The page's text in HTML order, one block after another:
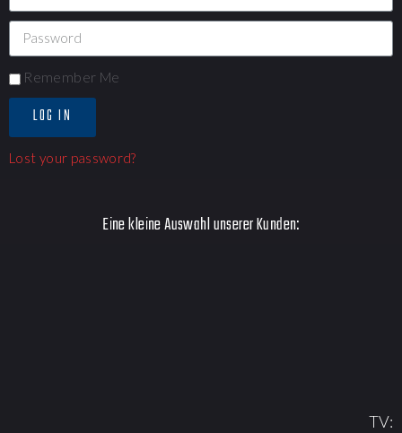
Remember Me
LOG IN
Lost your password?
Eine kleine Auswahl unserer Kunden:
TV: